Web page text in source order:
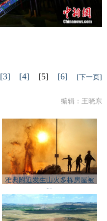
[3] [4] [5] [6] [下一页]
编辑：王晓东
雅典附近发生山火多栋房屋被